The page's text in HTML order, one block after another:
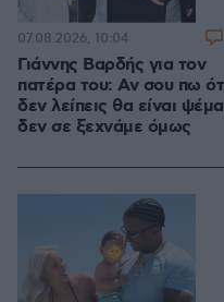
Γιάννης Βαρδής για τον
πατέρα του: Αν σου πω
δεν λείπεις θα είναι
δεν σε ξεχνάμε όμως
07.08.2026, 10:04